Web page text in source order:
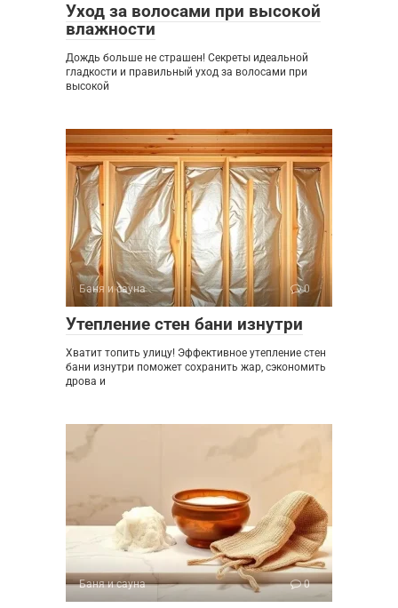
Уход за волосами при высокой
влажности
Дождь больше не страшен! Секреты идеальной
гладкости и правильный уход за волосами при
высокой
Баня и сауна 0
Утепление стен бани изнутри
Хватит топить улицу! Эффективное утепление стен
бани изнутри поможет сохранить жар, сэкономить
дрова и
Баня и сауна 0